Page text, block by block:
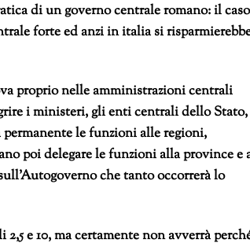
di un governo centrale romano: il caso
forte ed anzi in italia si
proprio nelle amministrazioni centrali
i ministeri, gli enti centrali dello Stato,
le funzioni alle regioni,
poi delegare le funzioni alla province e
che tanto occorrerà lo
e 10, ma certamente non avverrà